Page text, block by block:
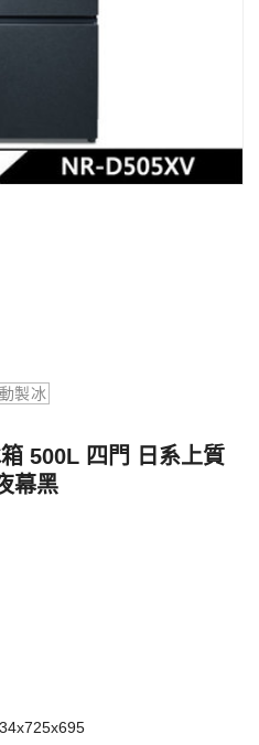
製冰
500L 四門 日系上質
幕黑